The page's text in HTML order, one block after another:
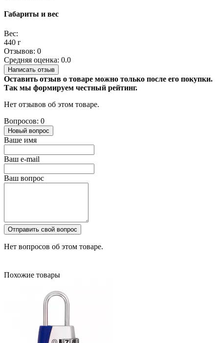
Габариты и вес
Вес:
440 г
Отзывов: 0
Средняя оценка: 0.0
Написать отзыв
Оставить отзыв о товаре можно только после его покупки.
Так мы формируем честный рейтинг.
Нет отзывов об этом товаре.
Вопросов: 0
Новый вопрос
Ваше имя
Ваш e-mail
Ваш вопрос
Отправить свой вопрос
Нет вопросов об этом товаре.
Похожие товары